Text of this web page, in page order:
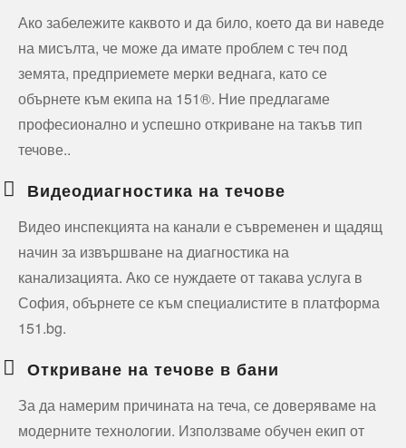
Ако забележите каквото и да било, което да ви наведе
на мисълта, че може да имате проблем с теч под
земята, предприемете мерки веднага, като се
обърнете към екипа на 151®. Ние предлагаме
професионално и успешно откриване на такъв тип
течове..
Видеодиагностика на течове
Видео инспекцията на канали е съвременен и щадящ
начин за извършване на диагностика на
канализацията. Ако се нуждаете от такава услуга в
София, обърнете се към специалистите в платформа
151.bg.
Откриване на течове в бани
За да намерим причината на теча, се доверяваме на
модерните технологии. Използваме обучен екип от